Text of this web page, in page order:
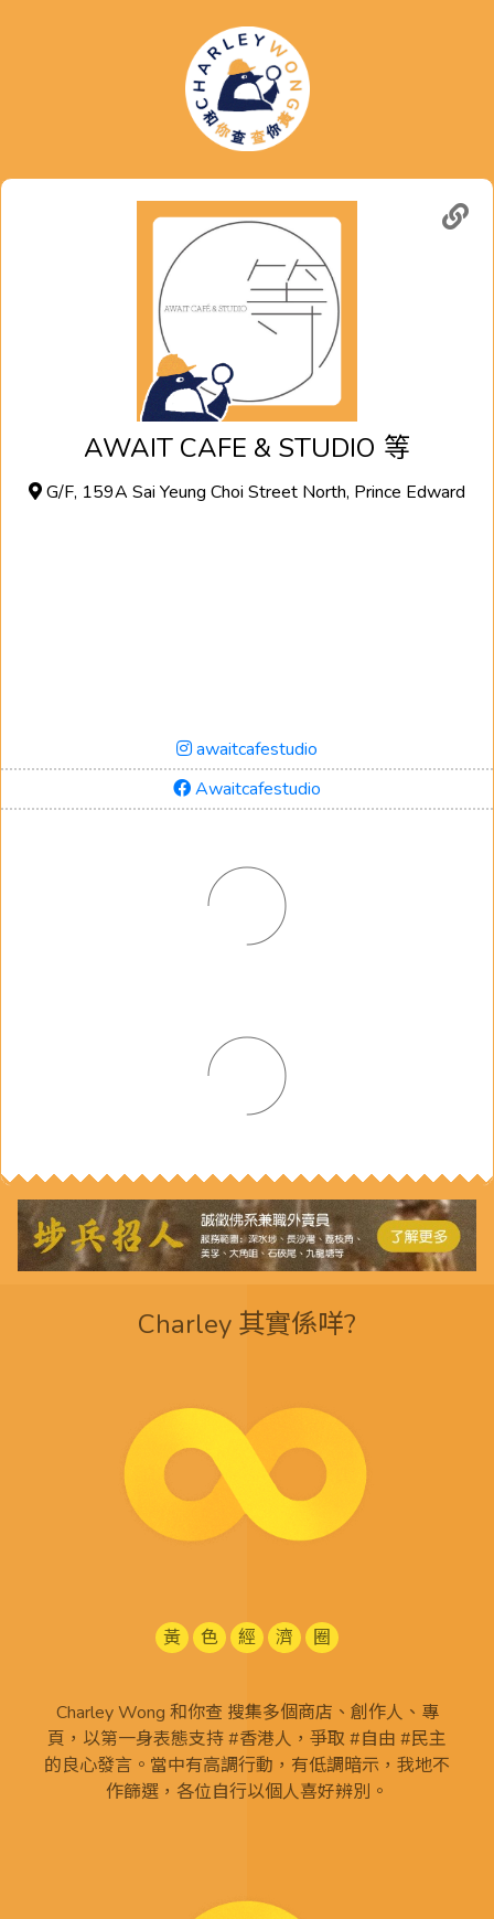
AWAIT CAFE & STUDIO 等
G/F, 159A Sai Yeung Choi Street North, Prince Edward
awaitcafestudio
Awaitcafestudio
Charley 其實係咩?
黃 色 經 濟 圈
Charley Wong 和你查 搜集多個商店、創作人、專
頁，以第一身表態支持 #香港人，爭取 #自由 #民主
的良心發言。當中有高調行動，有低調暗示，我地不
作篩選，各位自行以個人喜好辨別。